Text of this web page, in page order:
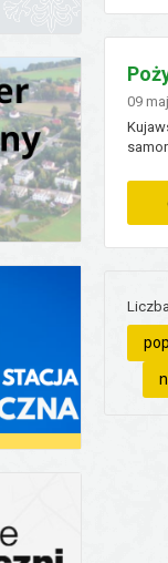
09
Strona